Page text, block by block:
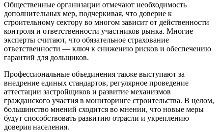
Общественные организации отмечают необходимость
дополнительных мер, подчеркивая, что доверие к
строительному сектору во многом зависит от действенности
контроля и ответственности участников рынка. Многие
эксперты считают, что обязательное страхование
ответственности — ключ к снижению рисков и обеспечению
гарантий для дольщиков.
Профессиональные объединения также выступают за
внедрение единых стандартов, регулярное проведение
аттестации застройщиков и развитие механизмов
гражданского участия в мониторинге строительства. В целом,
большинство мнений сходится во мнении, что новые меры
будут способствовать развитию отрасли и укреплению
доверия населения.